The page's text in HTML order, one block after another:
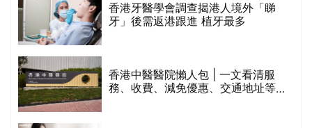
香港牙醫學會調查揭港人境外「睇
牙」後需返港跟進 植牙最多
香港中醫醫院懶人包 | 一文看清服
務、收費、減免優惠、交通地址等